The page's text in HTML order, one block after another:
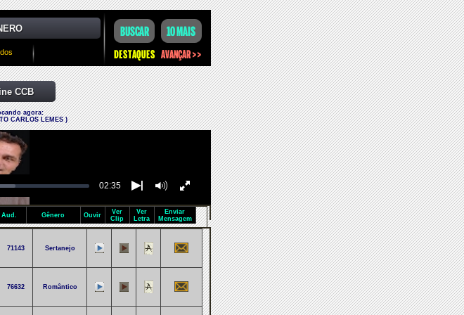
CCB
agora:
CARLOS LEMES )
02:35
Aud. Gênero Ouvir
Ver
Clip
Ver
Letra
Enviar
Mensagem
71143 Sertanejo
76632 Romântico